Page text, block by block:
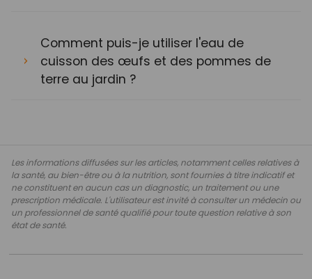
Comment puis-je utiliser l'eau de
cuisson des œufs et des pommes de
terre au jardin ?
Les informations diffusées sur les articles, notamment celles relatives à
la santé, au bien-être ou à la nutrition, sont fournies à titre indicatif et
ne constituent en aucun cas un diagnostic, un traitement ou une
prescription médicale. L'utilisateur est invité à consulter un médecin ou
un professionnel de santé qualifié pour toute question relative à son
état de santé.